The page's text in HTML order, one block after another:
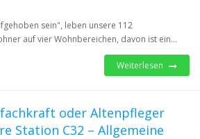
sein", leben unsere 112
auf vier Wohnbereichen, davon ist ein...
Weiterlesen
oder Altenpfleger
Station C32 – Allgemeine